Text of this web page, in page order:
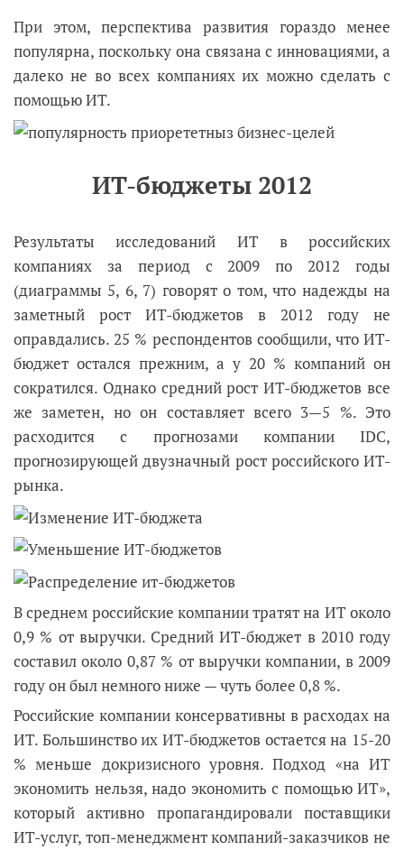
При этом, перспектива развития гораздо менее
популярна, поскольку она связана с инновациями, а
далеко не во всех компаниях их можно сделать с
помощью ИТ.
ИТ-бюджеты 2012
Результаты исследований ИТ в российских
компаниях за период с 2009 по 2012 годы
(диаграммы 5, 6, 7) говорят о том, что надежды на
заметный рост ИТ-бюджетов в 2012 году не
оправдались. 25 % респондентов сообщили, что ИТ-
бюджет остался прежним, а у 20 % компаний он
сократился. Однако средний рост ИТ-бюджетов все
же заметен, но он составляет всего 3—5 %. Это
расходится с прогнозами компании IDC,
прогнозирующей двузначный рост российского ИТ-
рынка.
В среднем российские компании тратят на ИТ около
0,9 % от выручки. Средний ИТ-бюджет в 2010 году
составил около 0,87 % от выручки компании, в 2009
году он был немного ниже — чуть более 0,8 %.
Российские компании консервативны в расходах на
ИТ. Большинство их ИТ-бюджетов остаетcя на 15-20
% меньше докризисного уровня. Подход «на ИТ
экономить нельзя, надо экономить с помощью ИТ»,
который активно пропагандировали поставщики
ИТ-услуг, топ-менеджмент компаний-заказчиков не